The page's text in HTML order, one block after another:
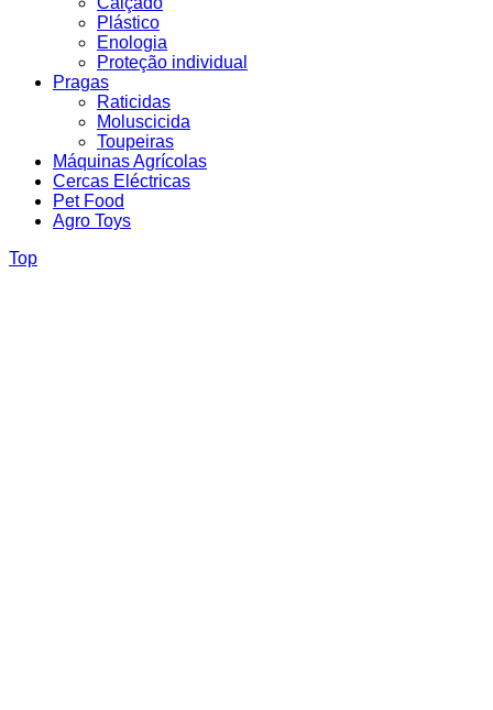
Plástico
Enologia
Proteção individual
Pragas
Raticidas
Moluscicida
Toupeiras
Máquinas Agrícolas
Cercas Eléctricas
Pet Food
Agro Toys
Top